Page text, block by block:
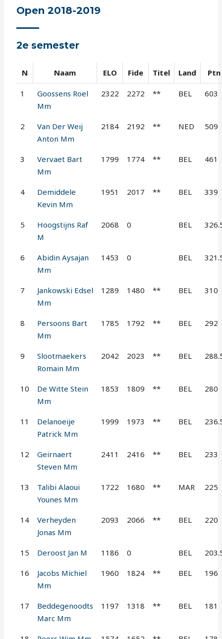
Open 2018-2019
2e semester
N Naam ELO Fide Titel Land Ptn
1
Goossens Roel
Mm
2322 2272 ** BEL 603
2
Van Der Weij
Anton Mm
2184 2192 ** NED 509
3
Vervaet Bart
Mm
1799 1774 ** BEL 461
4
Demiddele
Kevin Mm
1951 2017 ** BEL 339
5
Hoogstijns Raf
M
2068 0 BEL
6
Abidin Aysajan
Mm
1453 0 BEL
7
Jankowski Edsel
Mm
1289 1480 ** BEL 310
8
Persoons Bart
Mm
1785 1792 ** BEL 292
9
Slootmaekers
Romain Mm
2042 2023 ** BEL
10
De Witte Stein
Mm
1853 1809 ** BEL 280
11
Delanoeije
Patrick Mm
1999 1973 ** BEL
12
Geirnaert
Steven Mm
2411 2416 ** BEL 233
13
Talibi Alaoui
Younes Mm
1722 1680 ** MAR 225
14
Verheyden
Jonas Mm
2093 2066 ** BEL 220
15 Deroost Jan M 1186 0 BEL
16
Jacobs Michiel
Mm
1960 1824 ** BEL 196
17
Beddegenoodts
Marc Mm
1197 1318 ** BEL 181